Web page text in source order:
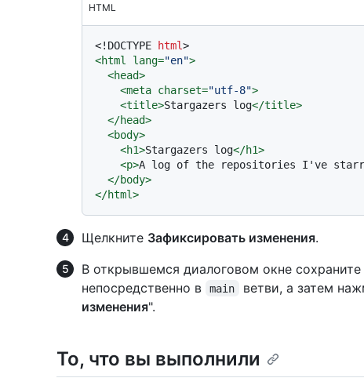
HTML
<!DOCTYPE html>
<html lang="en">
<head>
<meta charset="utf-8">
<title>Stargazers log</title>
</head>
<body>
<h1>Stargazers log</h1>
<p>A log of the repositories I've
</body>
</html>
Щелкните Зафиксировать изменения.
В открывшемся диалоговом окне
непосредственно в
main ветви, а затем
изменения".
То, что вы выполнили